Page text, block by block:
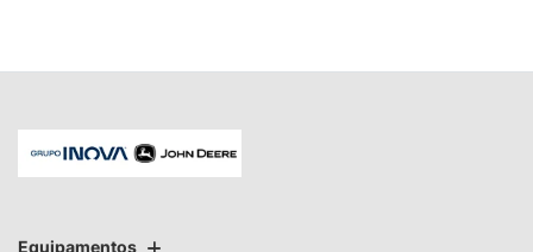
Equipamentos